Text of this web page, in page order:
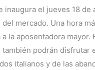
inaugura el jueves 18
del mercado. Una hora
a la aposentadora
podrán disfrutar
italianos y de las